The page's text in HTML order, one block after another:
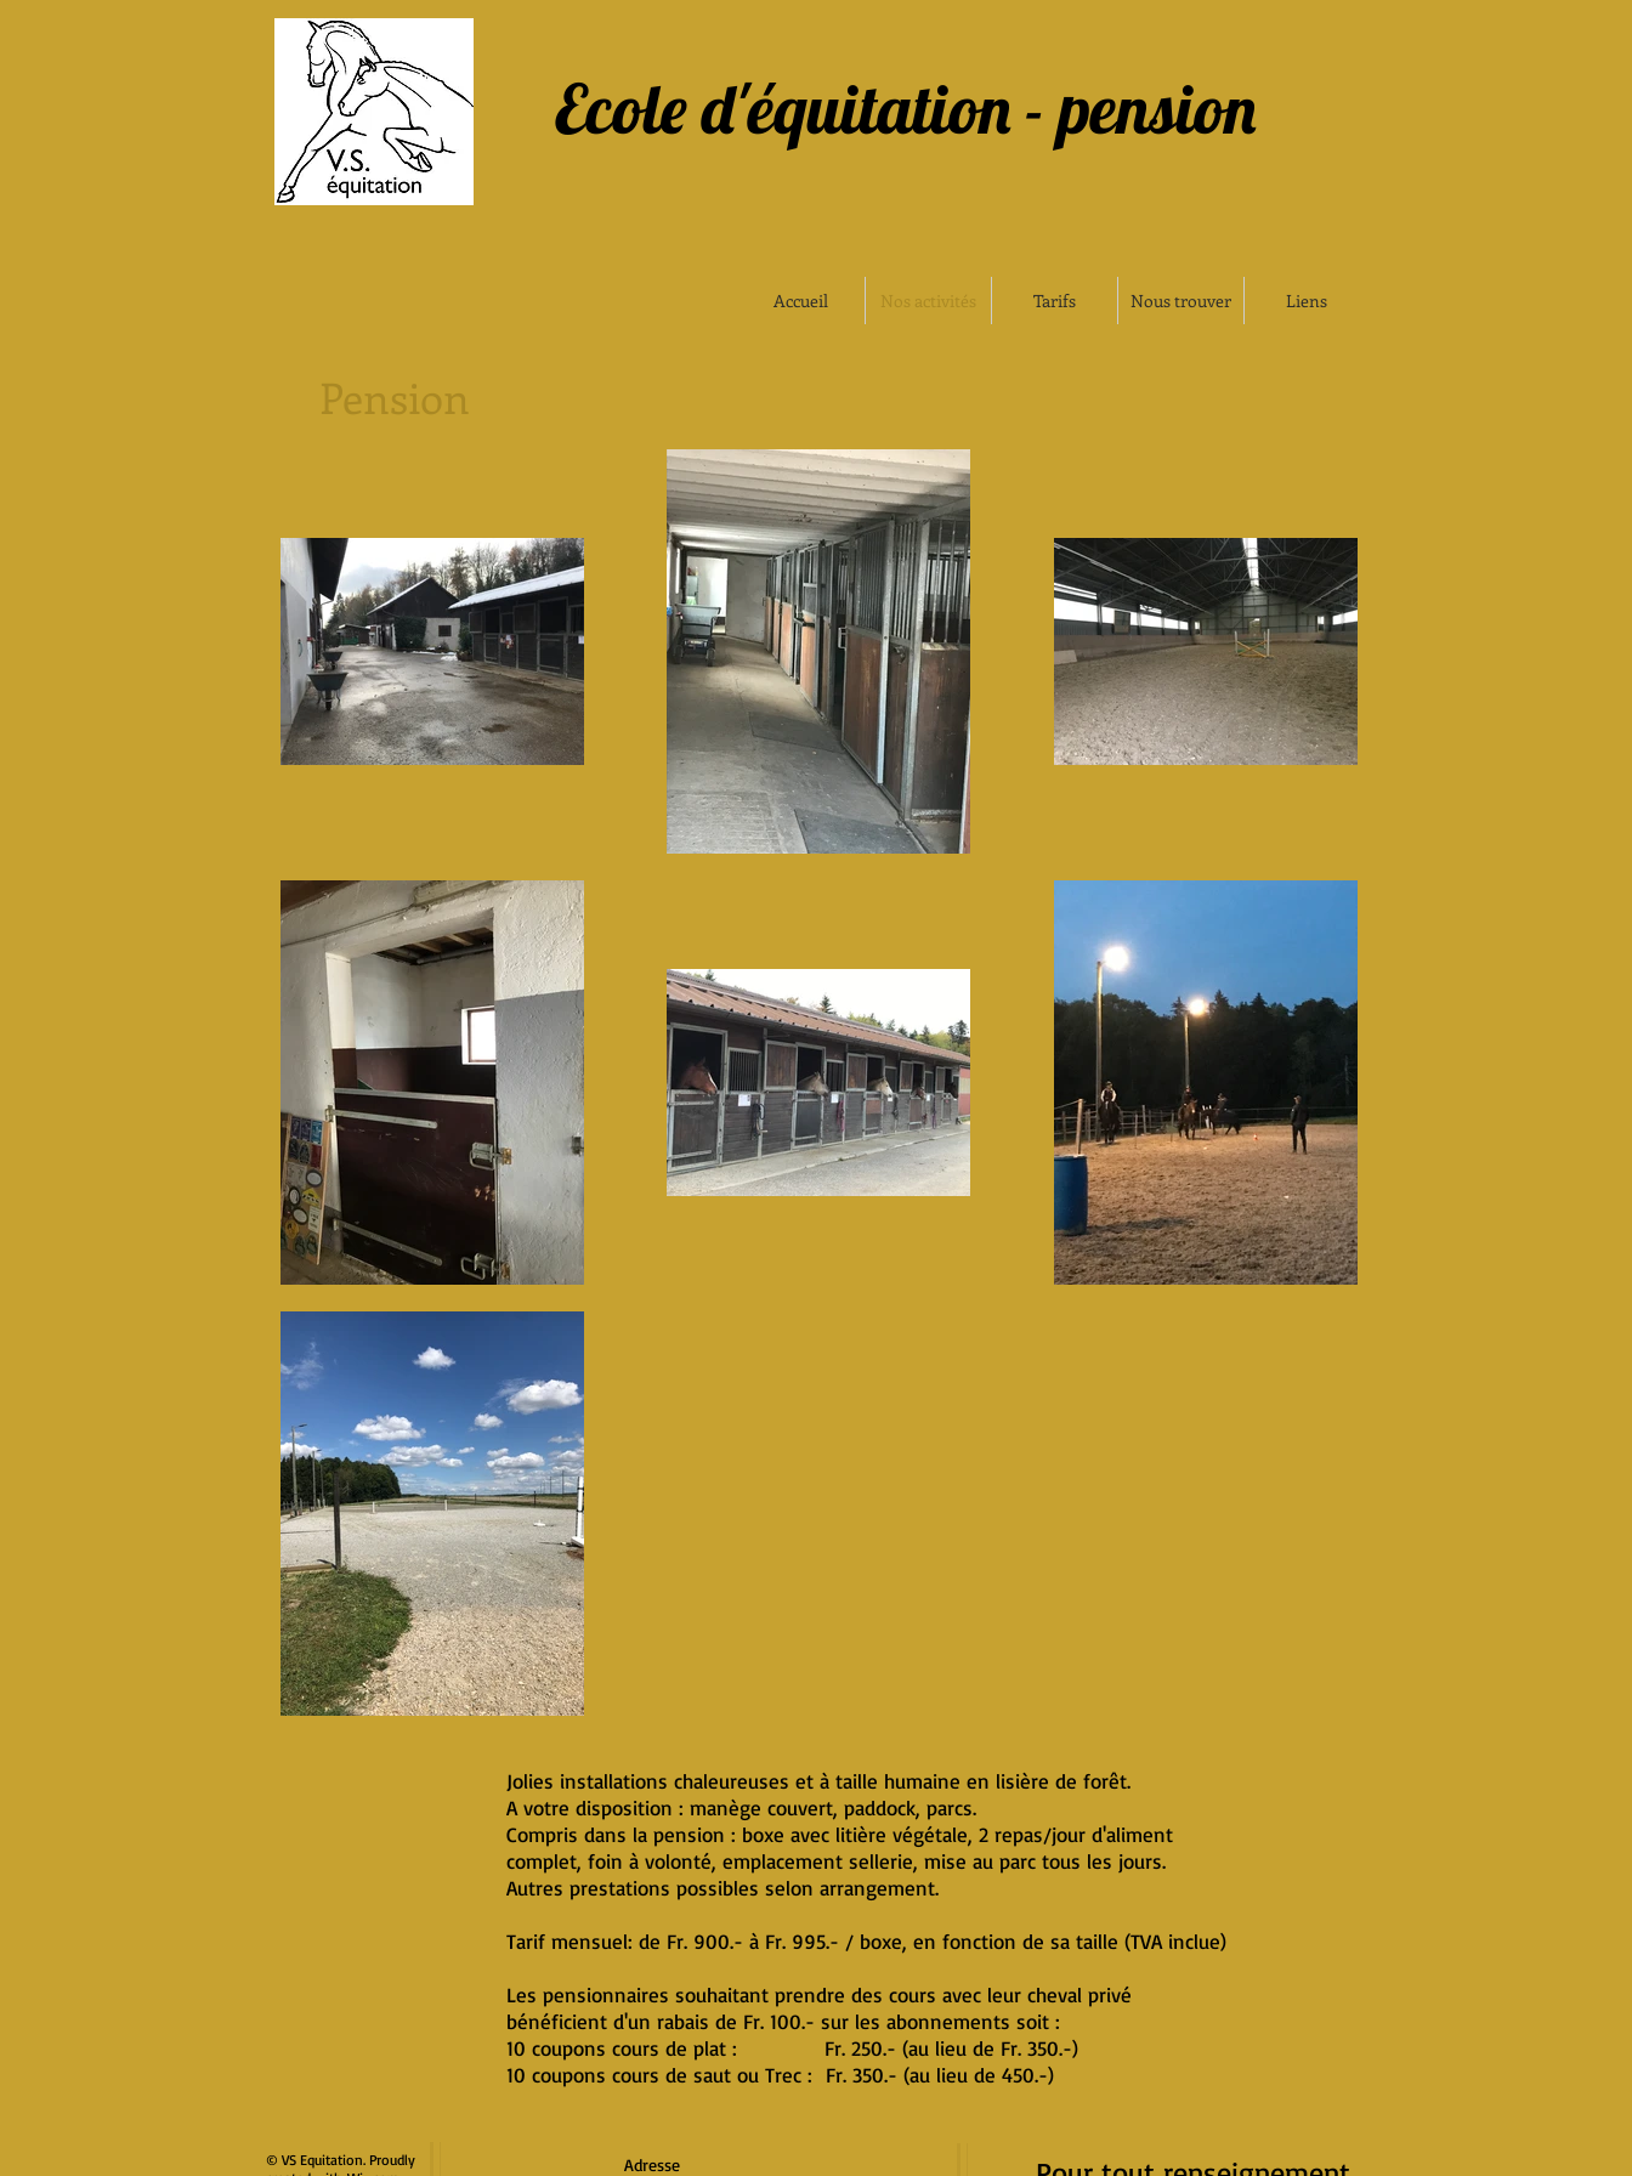
Ecole d'équitation - pension
Accueil Nos activités Tarifs Nous trouver Liens
Pension
Jolies installations chaleureuses et à taille humaine en lisière de forêt.
A votre disposition : manège couvert, paddock, parcs.
Compris dans la pension : boxe avec litière végétale, 2 repas/jour d'aliment
complet, foin à volonté, emplacement sellerie, mise au parc tous les jours.
Autres prestations possibles selon arrangement.
Tarif mensuel: de Fr. 900.- à Fr. 995.- / boxe, en fonction de sa taille (TVA inclue)
Les pensionnaires souhaitant prendre des cours avec leur cheval privé
bénéficient d'un rabais de Fr. 100.- sur les abonnements soit :
10 coupons cours de plat : Fr. 250.- (au lieu de Fr. 350.-)
10 coupons cours de saut ou Trec : Fr. 350.- (au lieu de 450.-)
© VS Equitation. Proudly
Adresse